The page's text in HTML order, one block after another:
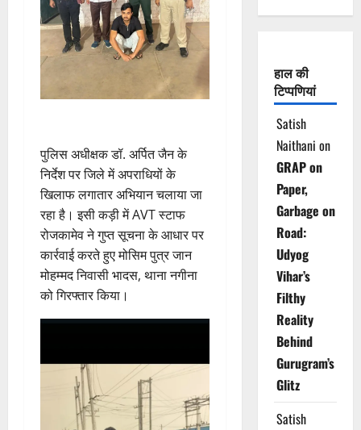
पुलिस अधीक्षक डॉ. अर्पित जैन के
निर्देश पर जिले में अपराधियों के
खिलाफ लगातार अभियान चलाया जा
रहा है। इसी कड़ी में AVT स्टाफ
रोजकामेव ने गुप्त सूचना के आधार पर
कार्रवाई करते हुए मोसिम पुत्र जान
मोहम्मद निवासी भादस, थाना नगीना
को गिरफ्तार किया।
हाल की
टिप्पणियां
Satish
Naithani on
GRAP on
Paper,
Garbage on
Road:
Udyog
Vihar’s
Filthy
Reality
Behind
Gurugram’s
Glitz
Satish